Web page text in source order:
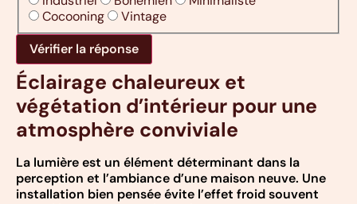
Cocooning
Vintage
Vérifier la réponse
Éclairage chaleureux et
végétation d’intérieur pour une
atmosphère conviviale
La lumière est un élément déterminant dans la
perception et l’ambiance d’une maison neuve. Une
installation bien pensée évite l’effet froid souvent